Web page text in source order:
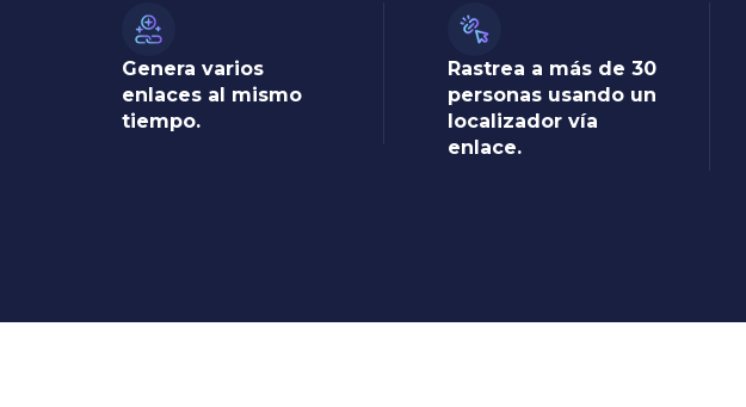
Genera varios
enlaces al mismo
tiempo.
Rastrea a más de 30
personas usando un
localizador vía
enlace.